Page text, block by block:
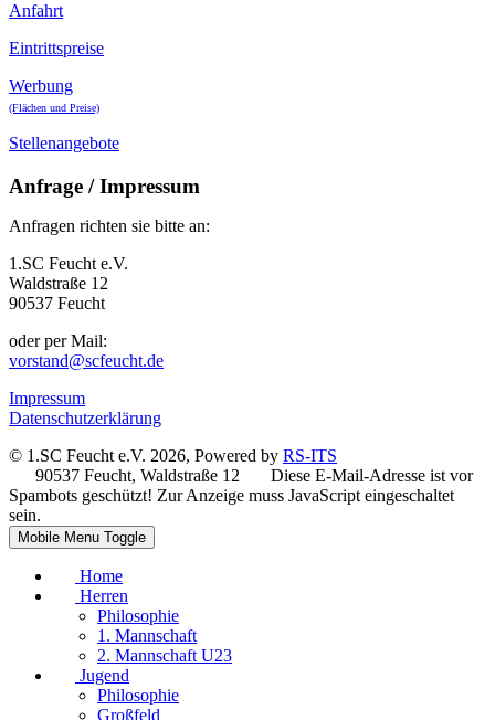
Anfahrt
Eintrittspreise
Werbung
(Flächen und Preise)
Stellenangebote
Anfrage / Impressum
Anfragen richten sie bitte an:
1.SC Feucht e.V.
Waldstraße 12
90537 Feucht
oder per Mail:
vorstand@scfeucht.de
Impressum
Datenschutzerklärung
© 1.SC Feucht e.V. 2026, Powered by RS-ITS
90537 Feucht, Waldstraße 12
Diese E-Mail-Adresse ist vor
Spambots geschützt! Zur Anzeige muss JavaScript eingeschaltet
sein.
Mobile Menu Toggle
Home
Herren
Philosophie
1. Mannschaft
2. Mannschaft U23
Jugend
Philosophie
Großfeld